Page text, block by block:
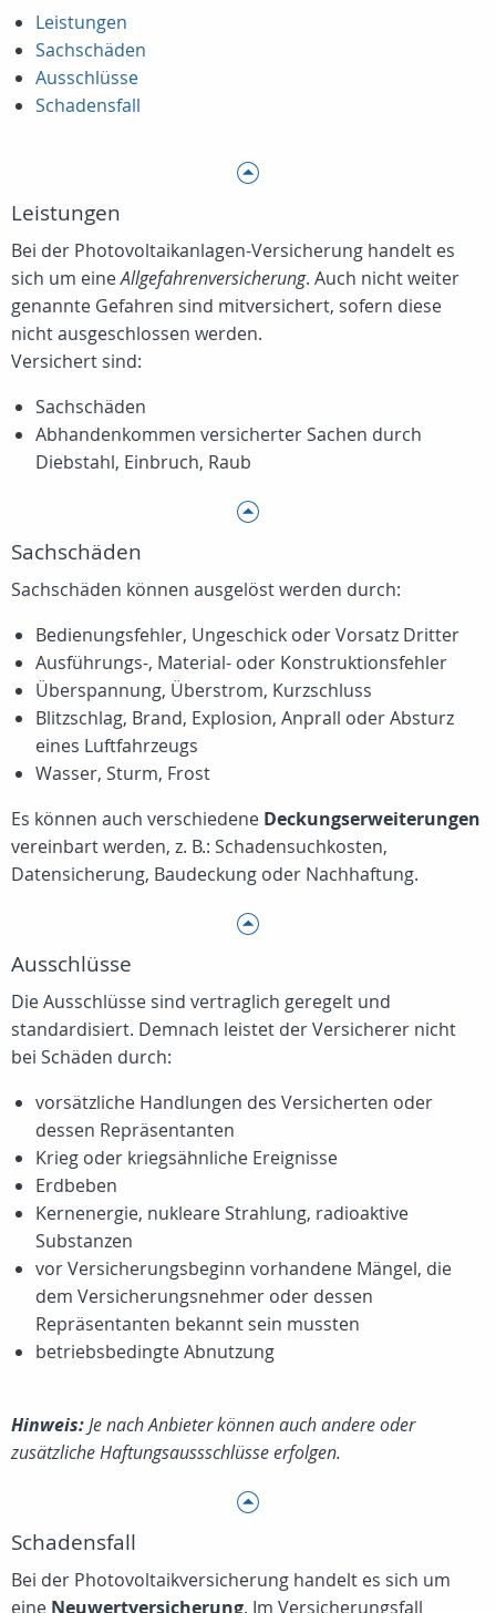
Leistungen
Sachschäden
Ausschlüsse
Schadensfall
Leistungen
Bei der Photovoltaikanlagen-Versicherung handelt es
sich um eineAllgefahrenversicherung. Auch nicht weiter
genannte Gefahren sind mitversichert, sofern diese
nicht ausgeschlossen werden.
Versichert sind:
Sachschäden
Abhandenkommen versicherter Sachen durch
Diebstahl, Einbruch, Raub
Sachschäden
Sachschäden können ausgelöst werden durch:
Bedienungsfehler, Ungeschick oder Vorsatz Dritter
Ausführungs-, Material- oder Konstruktionsfehler
Überspannung, Überstrom, Kurzschluss
Blitzschlag, Brand, Explosion, Anprall oder Absturz
eines Luftfahrzeugs
Wasser, Sturm, Frost
Es können auch verschiedene Deckungserweiterungen
vereinbart werden, z. B.: Schadensuchkosten,
Datensicherung, Baudeckung oder Nachhaftung.
Ausschlüsse
Die Ausschlüsse sind vertraglich geregelt und
standardisiert. Demnach leistet der Versicherer nicht
bei Schäden durch:
vorsätzliche Handlungen des Versicherten oder
dessen Repräsentanten
Krieg oder kriegsähnliche Ereignisse
Erdbeben
Kernenergie, nukleare Strahlung, radioaktive
Substanzen
vor Versicherungsbeginn vorhandene Mängel, die
dem Versicherungsnehmer oder dessen
Repräsentanten bekannt sein mussten
betriebsbedingte Abnutzung
Hinweis:Je nach Anbieter können auch andere oder
zusätzliche Haftungsaussschlüsse erfolgen.
Schadensfall
Bei der Photovoltaikversicherung handelt es sich um
eine Neuwertversicherung. Im Versicherungsfall